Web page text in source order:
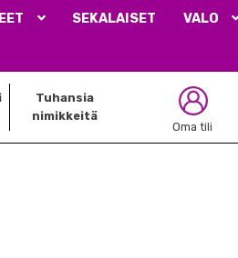
SEKALAISET VALO
Oma tili
Tuhansia
nimikkeitä